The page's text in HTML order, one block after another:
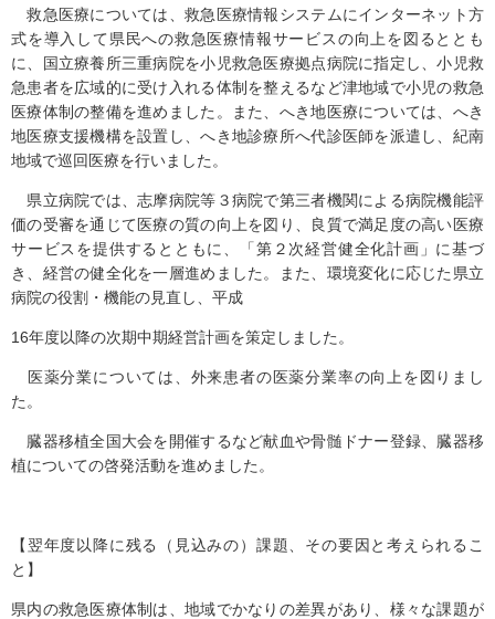
救急医療については、救急医療情報システムにインターネット方
式を導入して県民への救急医療情報サービスの向上を図るととも
に、国立療養所三重病院を小児救急医療拠点病院に指定し、小児救
急患者を広域的に受け入れる体制を整えるなど津地域で小児の救急
医療体制の整備を進めました。また、へき地医療については、へき
地医療支援機構を設置し、へき地診療所へ代診医師を派遣し、紀南
地域で巡回医療を行いました。
県立病院では、志摩病院等３病院で第三者機関による病院機能評
価の受審を通じて医療の質の向上を図り、良質で満足度の高い医療
サービスを提供するとともに、「第２次経営健全化計画」に基づ
き、経営の健全化を一層進めました。また、環境変化に応じた県立
病院の役割・機能の見直し、平成
16年度以降の次期中期経営計画を策定しました。
医薬分業については、外来患者の医薬分業率の向上を図りまし
た。
臓器移植全国大会を開催するなど献血や骨髄ドナー登録、臓器移
植についての啓発活動を進めました。
【翌年度以降に残る（見込みの）課題、その要因と考えられるこ
と】
県内の救急医療体制は、地域でかなりの差異があり、様々な課題が